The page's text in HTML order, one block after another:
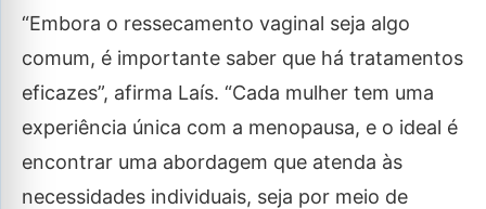
“Embora o ressecamento vaginal seja algo
comum, é importante saber que há tratamentos
eficazes”, afirma Laís. “Cada mulher tem uma
experiência única com a menopausa, e o ideal é
encontrar uma abordagem que atenda às
necessidades individuais, seja por meio de